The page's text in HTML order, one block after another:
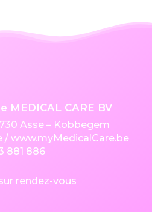
MEDICAL CARE BV
Asse – Kobbegem
/ www.myMedicalCare.be
881 886
rendez-vous